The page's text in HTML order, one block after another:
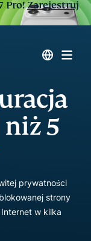
Pro!Zarejestruj
5
prywatności
strony
w kilka